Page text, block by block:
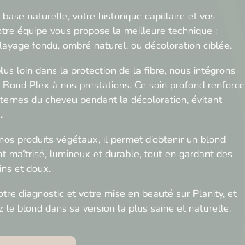
naturelle, votre historique capillaire et vos
équipe vous propose la meilleure technique :
fondu, ombré naturel, ou décoloration ciblée.
loin dans la protection de la fibre, nous intégrons
Plex à nos prestations. Ce soin profond renforce
du cheveu pendant la décoloration, évitant
produits végétaux, il permet d’obtenir un blond
maîtrisé, lumineux et durable, tout en gardant des
et doux.
diagnostic et votre mise en beauté sur Planity, et
le blond dans sa version la plus saine et naturelle.